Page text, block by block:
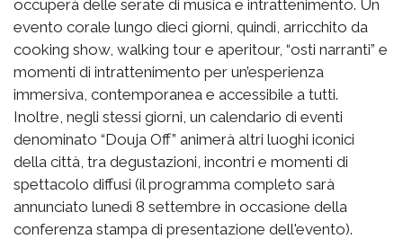
occuperà delle serate di musica e intrattenimento. Un
evento corale lungo dieci giorni, quindi, arricchito da
cooking show, walking tour e aperitour, “osti narranti” e
momenti di intrattenimento per un’esperienza
immersiva, contemporanea e accessibile a tutti.
Inoltre, negli stessi giorni, un calendario di eventi
denominato “Douja Off” animerà altri luoghi iconici
della città, tra degustazioni, incontri e momenti di
spettacolo diffusi (il programma completo sarà
annunciato lunedì 8 settembre in occasione della
conferenza stampa di presentazione dell'evento).